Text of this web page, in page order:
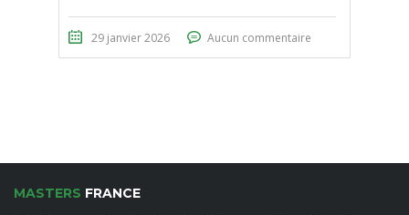
29 janvier 2026 Aucun commentaire
MASTERS FRANCE